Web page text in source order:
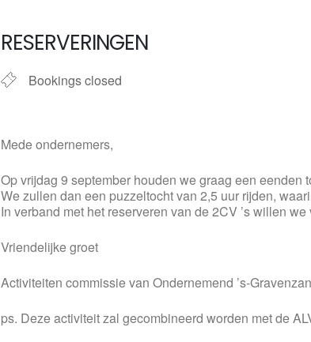
RESERVERINGEN
Bookings closed
Mede ondernemers,
Op vrijdag 9 september houden we graag een eenden
We zullen dan een puzzeltocht van 2,5 uur rijden,
In verband met het reserveren van de 2CV ’s willen
Vriendelijke groet
Activiteiten commissie van Ondernemend ’s-
ps. Deze activiteit zal gecombineerd worden met de